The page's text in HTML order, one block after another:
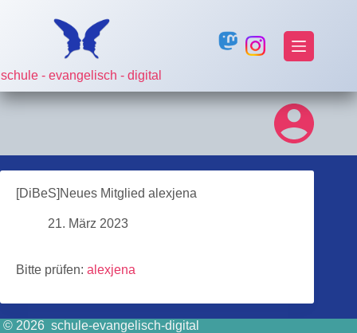
schule - evangelisch - digital
[DiBeS]Neues Mitglied alexjena
21. März 2023
Bitte prüfen: alexjena
© 2026 schule-evangelisch-digital